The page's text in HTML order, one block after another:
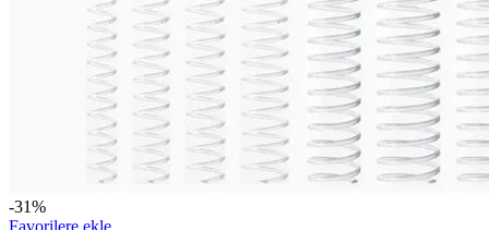
-31%
Favorilere ekle